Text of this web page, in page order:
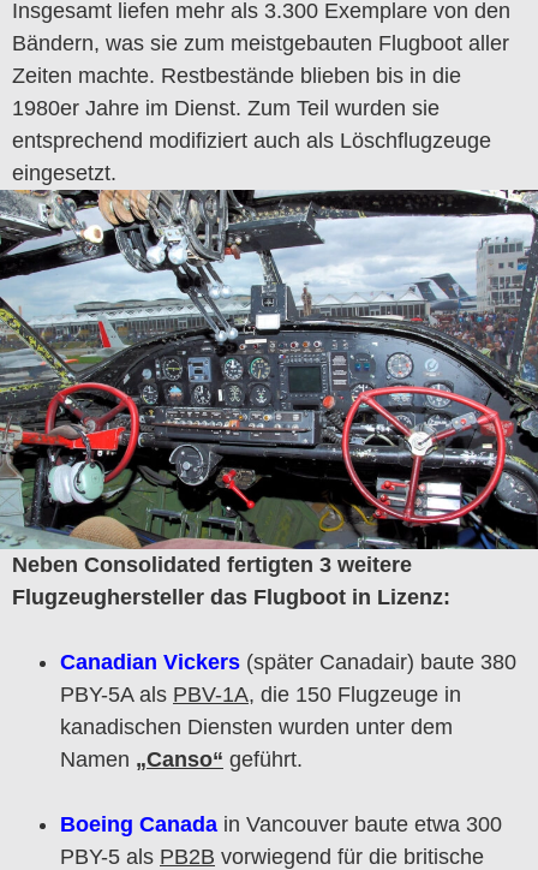
Insgesamt liefen mehr als 3.300 Exemplare von den
Bändern, was sie zum meistgebauten Flugboot aller
Zeiten machte. Restbestände blieben bis in die
1980er Jahre im Dienst. Zum Teil wurden sie
entsprechend modifiziert auch als Löschflugzeuge
eingesetzt.
Neben Consolidated fertigten 3 weitere
Flugzeughersteller das Flugboot in Lizenz:
Canadian Vickers (später Canadair) baute 380
PBY-5A als PBV-1A, die 150 Flugzeuge in
kanadischen Diensten wurden unter dem
Namen „Canso“ geführt.
Boeing Canada in Vancouver baute etwa 300
PBY-5 als PB2B vorwiegend für die britische